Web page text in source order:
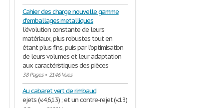
Cahier des charge nouvelle gamme
d'emballages metalliques
l’évolution constante de leurs
matériaux, plus robustes tout en
étant plus fins, puis par l’optimisation
de leurs volumes et leur adaptation
aux caractéristiques des pièces
38 Pages• 2146 Vues
Au cabaret vert de rimbaud
ejets (v.4,6,13) ; et un contre-rejet (v.13)